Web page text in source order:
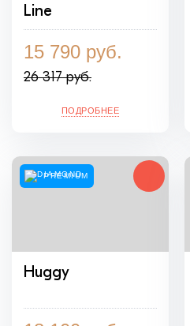
Line
15 790 руб.
26 317 руб.
ПОДРОБНЕЕ
PREMIUM
Huggy